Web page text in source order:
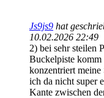
Js9js9 hat
10.02.2026 22:49
2) bei sehr steilen
Buckelpiste komm
konzentriert meine
ich da nicht super
Kante zwischen